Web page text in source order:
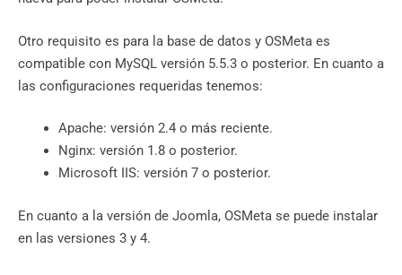
Otro requisito es para la base de datos y OSMeta es
compatible con MySQL versión 5.5.3 o posterior. En cuanto a
las configuraciones requeridas tenemos:
Apache: versión 2.4 o más reciente.
Nginx: versión 1.8 o posterior.
Microsoft IIS: versión 7 o posterior.
En cuanto a la versión de Joomla, OSMeta se puede instalar
en las versiones 3 y 4.